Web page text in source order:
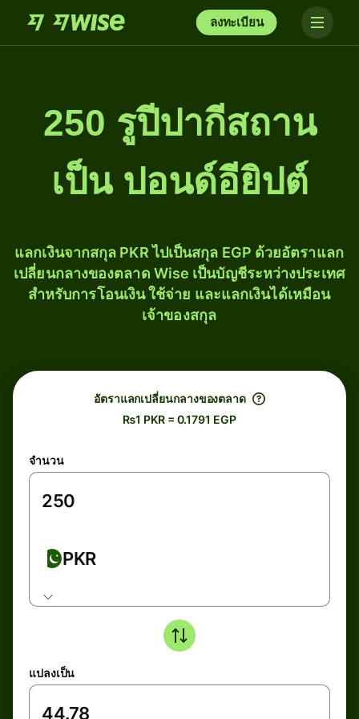
ลงทะเบียน
250 รูปีปากีสถาน
เป็น ปอนด์อียิปต์
แลกเงินจากสกุล PKR ไปเป็นสกุล EGP ด้วยอัตราแลก
เปลี่ยนกลางของตลาด Wise เป็นบัญชีระหว่างประเทศ
สำหรับการโอนเงิน ใช้จ่าย และแลกเงินได้เหมือน
เจ้าของสกุล
อัตราแลกเปลี่ยนกลางของตลาด
₨1 PKR = 0.1791 EGP
จำนวน
PKR
แปลงเป็น